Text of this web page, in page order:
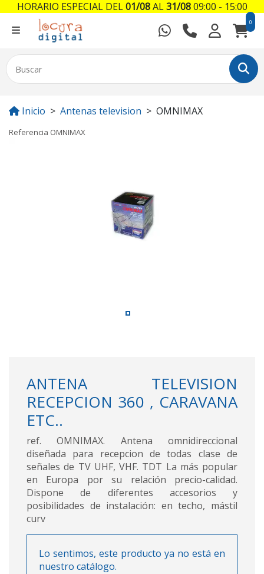
0
Inicio Antenas television OMNIMAX
Referencia OMNIMAX
ANTENA TELEVISION
RECEPCION 360 , CARAVANA
ETC..
ref. OMNIMAX. Antena omnidireccional
diseñada para recepcion de todas clase de
señales de TV UHF, VHF. TDT La más popular
en Europa por su relación precio-calidad.
Dispone de diferentes accesorios y
posibilidades de instalación: en techo, mástil
curv
Lo sentimos, este producto ya no está en
nuestro catálogo.
HORARIO ESPECIAL DEL01/08AL31/0809:00 - 15:00